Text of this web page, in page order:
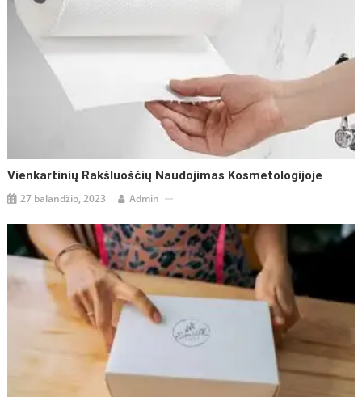
Vienkartinių Rakšluoščių Naudojimas Kosmetologijoje
27 balandžio, 2023 Admin